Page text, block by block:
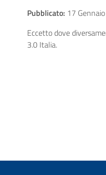
Pubblicato: 17
Eccetto dove
3.0 Italia.